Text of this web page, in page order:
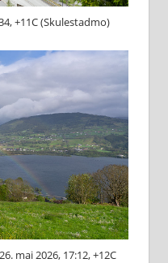
+11C (Skulestadmo)
mai 2026, 17:12, +12C